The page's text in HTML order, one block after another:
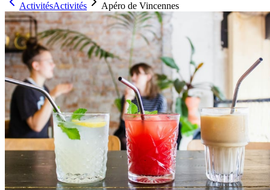
ActivitésActivités Apéro de Vincennes